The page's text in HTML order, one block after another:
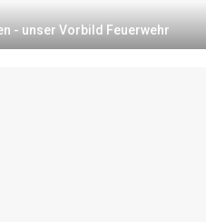
- unser Vorbild Feuerwehr